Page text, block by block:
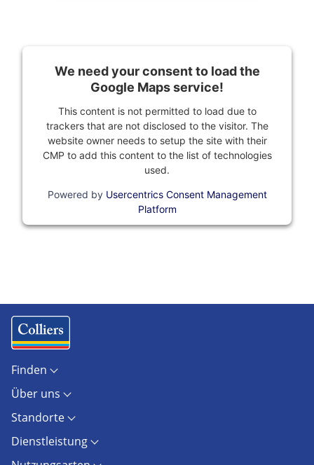
We need your consent to load the
Google Maps service!
This content is not permitted to load due to
trackers that are not disclosed to the visitor. The
website owner needs to setup the site with their
CMP to add this content to the list of technologies
used.
Powered by Usercentrics Consent Management
Platform
Finden
Standorte
Immobilienlexikon
AGB
AGB Hamburg
Über uns
Unternehmen
Presse
Newsroom
Standorte
Dresden
Dienstleistung